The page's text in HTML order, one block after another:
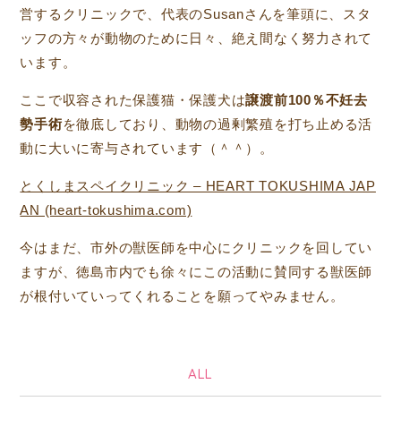
営するクリニックで、代表のSusanさんを筆頭に、スタ
ッフの方々が動物のために日々、絶え間なく努力されて
います。
ここで収容された保護猫・保護犬は譲渡前100％不妊去
勢手術を徹底しており、動物の過剰繁殖を打ち止める活
動に大いに寄与されています（＾＾）。
とくしまスペイクリニック – HEART TOKUSHIMA JAP
AN (heart-tokushima.com)
今はまだ、市外の獣医師を中心にクリニックを回してい
ますが、徳島市内でも徐々にこの活動に賛同する獣医師
が根付いていってくれることを願ってやみません。
ALL